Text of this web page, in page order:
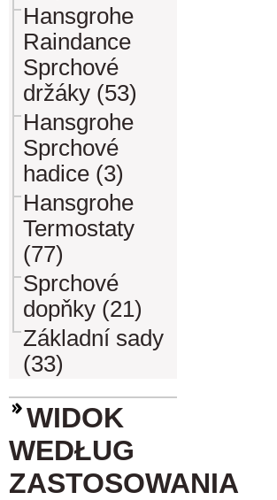
Hansgrohe
Raindance
Sprchové
držáky (53)
Hansgrohe
Sprchové
hadice (3)
Hansgrohe
Termostaty
(77)
Sprchové
dopňky (21)
Základní sady
(33)
WIDOK
WEDŁUG
ZASTOSOWANIA